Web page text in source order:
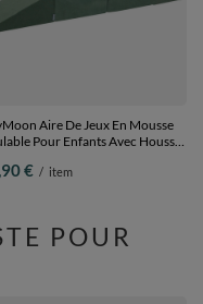
Aire De Jeux En Mousse
Pour Enfants Avec Housses
Imagination Et
€ / item
POUR